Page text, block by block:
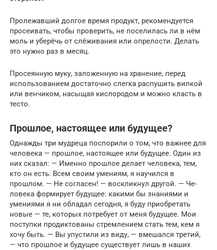
Пролежавший долгое время продукт, рекомендуется
просеивать, чтобы проверить, не поселилась ли в нём
моль и уберёчь от слёживания или опрелости. Делать
это нужно раз в месяц.
Просеянную муку, заложенную на хранение, перед
использованием достаточно слегка распушить вилкой
или венчиком, насыщая кислородом и можно класть в
тесто.
Прошлое, настоящее или будущее?
Однажды три мудреца поспорили о том, что важнее для
человека — прошлое, настоя­щее или будущее. Один из
них сказал: — Именно прошлое делает человека, тем,
кто он есть. Всем своим умениям, я научился в
прошлом. — Не согласен! — воскликнул другой. — Че­
ловека формирует будущее: какими бы знани­ями и
умениями я ни обладал сегодня, я буду приобретать
новые — те, которых потребует от меня будущее. Мои
поступки продиктованы стремлением стать тем, кем я
хочу быть. — Вы упустили из виду, — вмешался третий,
— что прошлое и будущее существует лишь в на­ших